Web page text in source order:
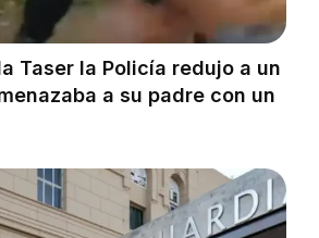
Taser la Policía redujo a un
a su padre con un